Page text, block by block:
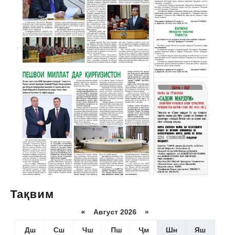
Тақвим
« Август 2026 »
Дш Сш Чш Пш Ҷм Шн Яш